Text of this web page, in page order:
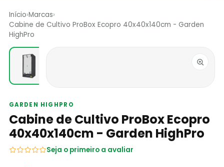
Início›Marcas›
Cabine de Cultivo ProBox Ecopro 40x40x140cm - Garden
HighPro
GARDEN HIGHPRO
Cabine de Cultivo ProBox Ecopro
40x40x140cm - Garden HighPro
Seja o primeiro a avaliar